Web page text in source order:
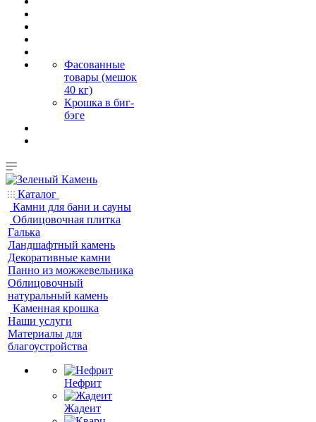
Фасованные
товары (мешок
40 кг)
Крошка в биг-
бэге
Каталог
Камни для бани и сауны
Облицовочная плитка
Галька
Ландшафтный камень
Декоративные камни
Панно из можжевельника
Облицовочный
натуральный камень
Каменная крошка
Наши услуги
Материалы для
благоустройства
Нефрит
Жадеит